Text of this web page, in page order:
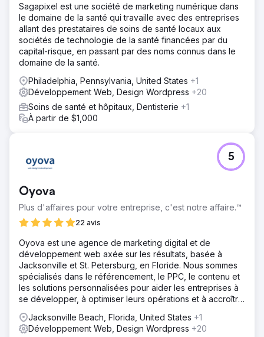
Sagapixel est une société de marketing numérique dans
le domaine de la santé qui travaille avec des entreprises
allant des prestataires de soins de santé locaux aux
sociétés de technologie de la santé financées par du
capital-risque, en passant par des noms connus dans le
domaine de la santé.
Philadelphia, Pennsylvania, United States +1
Développement Web, Design Wordpress +20
Soins de santé et hôpitaux, Dentisterie +1
À partir de $1,000
Oyova
Plus d'affaires pour votre entreprise, c'est notre affaire.™
22 avis
5
Oyova est une agence de marketing digital et de
développement web axée sur les résultats, basée à
Jacksonville et St. Petersburg, en Floride. Nous sommes
spécialisés dans le référencement, le PPC, le contenu et
les solutions personnalisées pour aider les entreprises à
se développer, à optimiser leurs opérations et à accroître
Jacksonville Beach, Florida, United States +1
Développement Web, Design Wordpress +20